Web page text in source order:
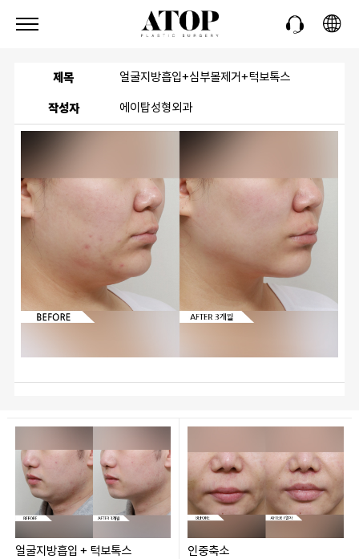
제목 얼굴지방흡입+심부볼제거+턱보톡스
작성자 에이탑성형외과
얼굴지방흡입 + 턱보톡스 인중축소